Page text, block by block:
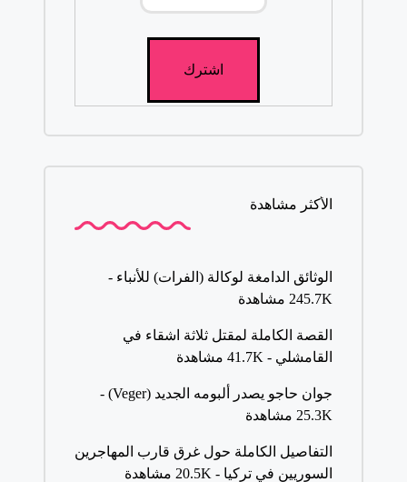
الأكثر مشاهدة
الوثائق الدامغة لوكالة (الفرات) للأنباء -
245.7K مشاهدة
القصة الكاملة لمقتل ثلاثة اشقاء في
القامشلي - 41.7K مشاهدة
جوان حاجو يصدر ألبومه الجديد (Veger)
-
25.3K مشاهدة
التفاصيل الكاملة حول غرق قارب المهاجرين
السوريين في تركيا - 20.5K مشاهدة